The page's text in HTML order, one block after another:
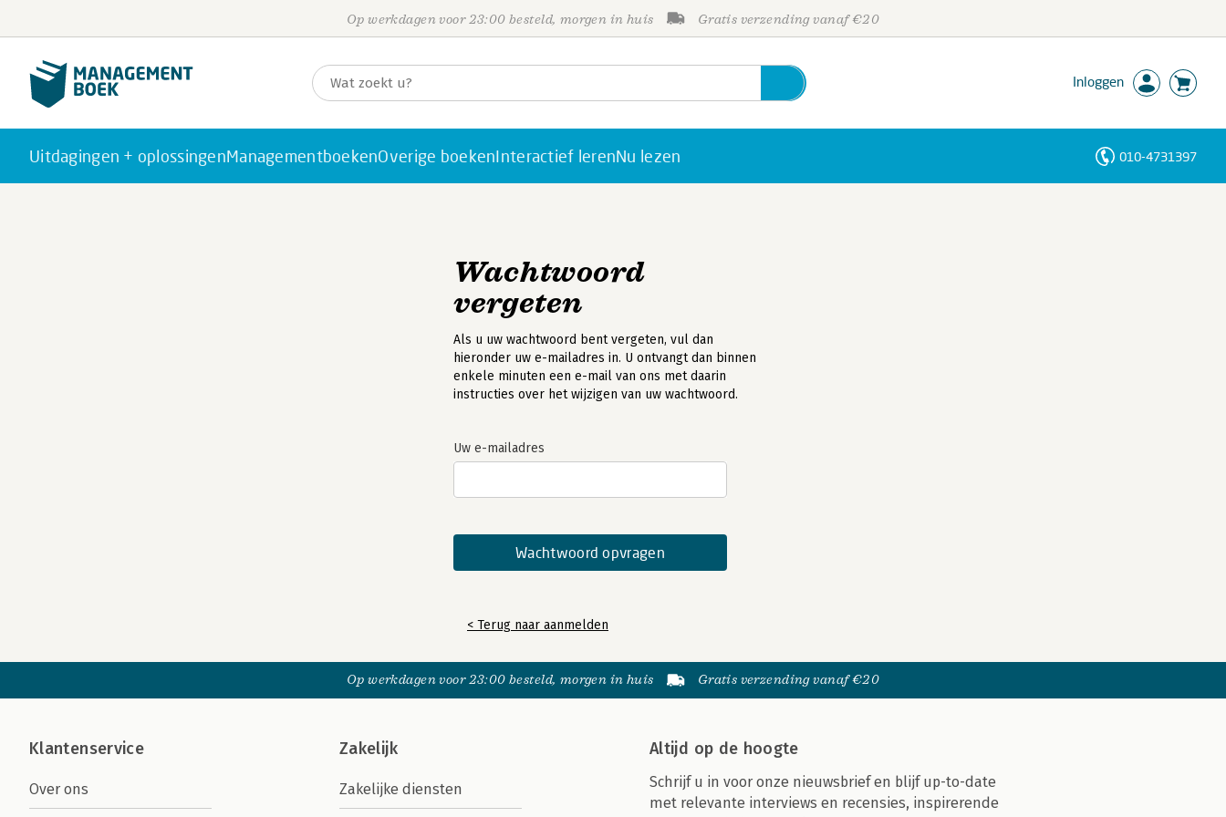
Op werkdagen voor 23:00 besteld, morgen in huis Gratis verzending vanaf €20
Inloggen
Uitdagingen + oplossingenManagementboekenOverige boekenInteractief lerenNu lezen 010-4731397
Wachtwoord
vergeten
Als u uw wachtwoord bent vergeten, vul dan
hieronder uw e-mailadres in. U ontvangt dan binnen
enkele minuten een e-mail van ons met daarin
instructies over het wijzigen van uw wachtwoord.
Uw e-mailadres
< Terug naar aanmelden
Op werkdagen voor 23:00 besteld, morgen in huis Gratis verzending vanaf €20
Klantenservice
Over ons
Zakelijk
Zakelijke diensten
Altijd op de hoogte
Schrijf u in voor onze nieuwsbrief en blijf up-to-date
met relevante interviews en recensies, inspirerende
Personen